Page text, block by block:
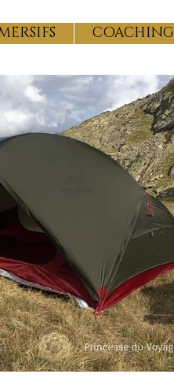
COACHING